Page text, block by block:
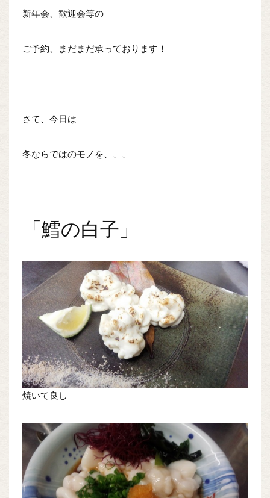
新年会、歓迎会等の
ご予約、まだまだ承っております！
さて、今日は
冬ならではのモノを、、、
「鱈の白子」
焼いて良し